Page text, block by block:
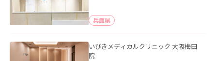
兵庫県
いびきメディカルクリニック 大阪梅田
院